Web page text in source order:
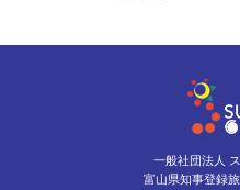
一般社団法人
富山県知事登録